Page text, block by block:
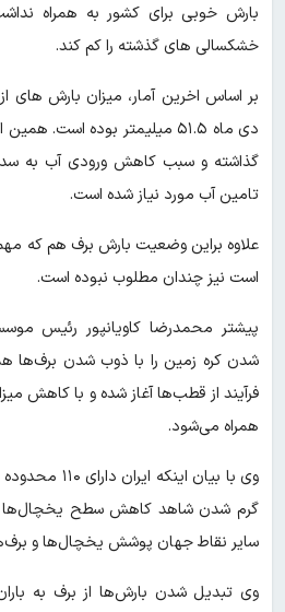
بارش‌ خوبی برای کشور به همراه
خشکسالی های گذشته را کم کند.
دی ماه ۵۱.۵ میلیمتر بوده است.
گذاشته و سبب کاهش ورودی آب به
تامین آب مورد نیاز شده است.
علاوه براین وضعیت بارش برف هم که
است نیز چندان مطلوب نبوده است.
پیشتر محمدرضا کاویانپور رئیس
شدن کره زمین را با ذوب شدن برف‌ها
فرآیند از قطب‌ها آغاز شده و با کاهش
همراه می‌شود.
وی با بیان
گرم شدن شاهد کاهش سطح یخچال‌ها
سایر نقاط جهان پوشش یخچال‌ها و
وی تبدیل شدن بارش‌ها از برف به باران